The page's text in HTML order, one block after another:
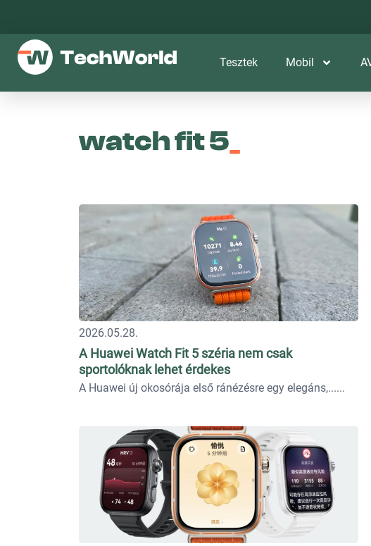
Tesztek Mobil
watch fit 5
2026.05.28.
A Huawei Watch Fit 5 széria nem csak
sportolóknak lehet érdekes
A Huawei új okosórája első ránézésre egy elegáns,...